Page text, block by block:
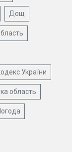
Дощ
України
область